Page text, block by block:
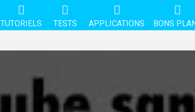
TUTORIELS TESTS APPLICATIONS BONS